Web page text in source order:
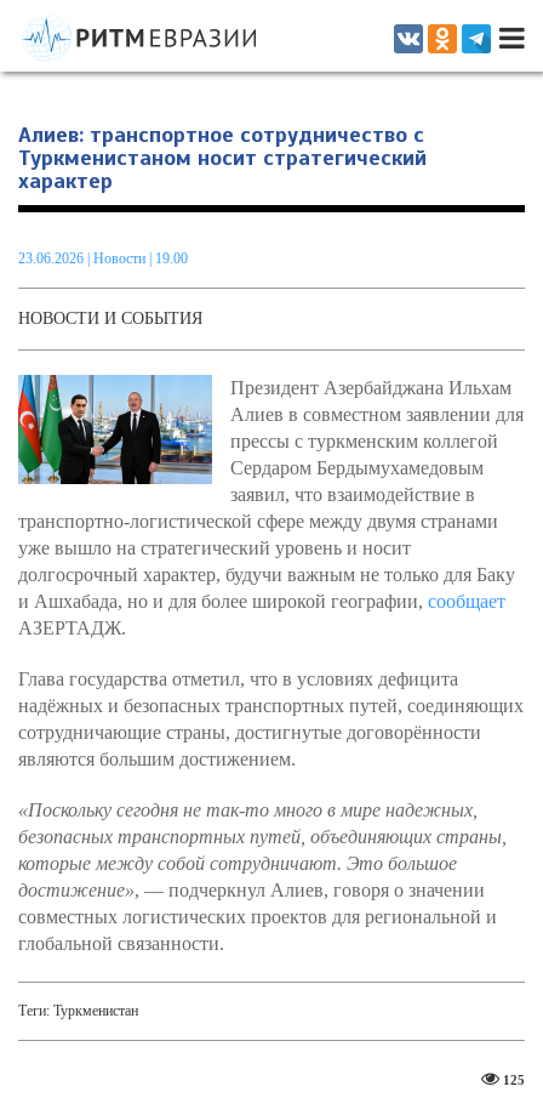
Информационно-аналитическое издание, посвященное актуальным
проблемам интеграции на постсоветском пространстве
Алиев: транспортное сотрудничество с
Туркменистаном носит стратегический
характер
23.06.2026 Новости | 19.00
НОВОСТИ И СОБЫТИЯ
Президент Азербайджана Ильхам
Алиев в совместном заявлении для
прессы с туркменским коллегой
Сердаром Бердымухамедовым
заявил, что взаимодействие в
транспортно-логистической сфере между двумя странами
уже вышло на стратегический уровень и носит
долгосрочный характер, будучи важным не только для Баку
и Ашхабада, но и для более широкой географии, сообщает
АЗЕРТАДЖ.
Глава государства отметил, что в условиях дефицита
надёжных и безопасных транспортных путей, соединяющих
сотрудничающие страны, достигнутые договорённости
являются большим достижением.
«Поскольку сегодня не так-то много в мире надежных,
безопасных транспортных путей, объединяющих страны,
которые между собой сотрудничают. Это большое
достижение», — подчеркнул Алиев, говоря о значении
совместных логистических проектов для региональной и
глобальной связанности.
Теги: Туркменистан
125